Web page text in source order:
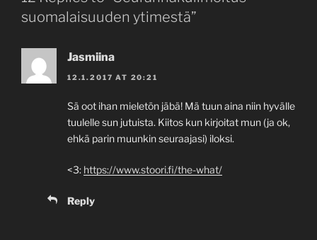
suomalaisuuden ytimestä”
Jasmiina
12.1.2017 AT 20:21
Sä oot ihan mieletön jäbä! Mä tuun aina niin hyvälle
tuulelle sun jutuista. Kiitos kun kirjoitat mun (ja ok,
ehkä parin muunkin seuraajasi) iloksi.
<3: https://www.stoori.fi/the-what/
Reply